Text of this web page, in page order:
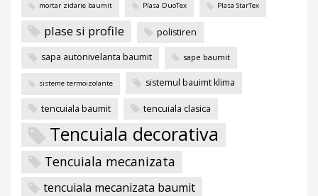
mortar zidarie baumit Plasa DuoTex Plasa StarTex
plase si profile polistiren
sapa autonivelanta baumit sape baumit
sisteme termoizolante sistemul bauimt klima
tencuiala baumit tencuiala clasica
Tencuiala decorativa
Tencuiala mecanizata
tencuiala mecanizata baumit